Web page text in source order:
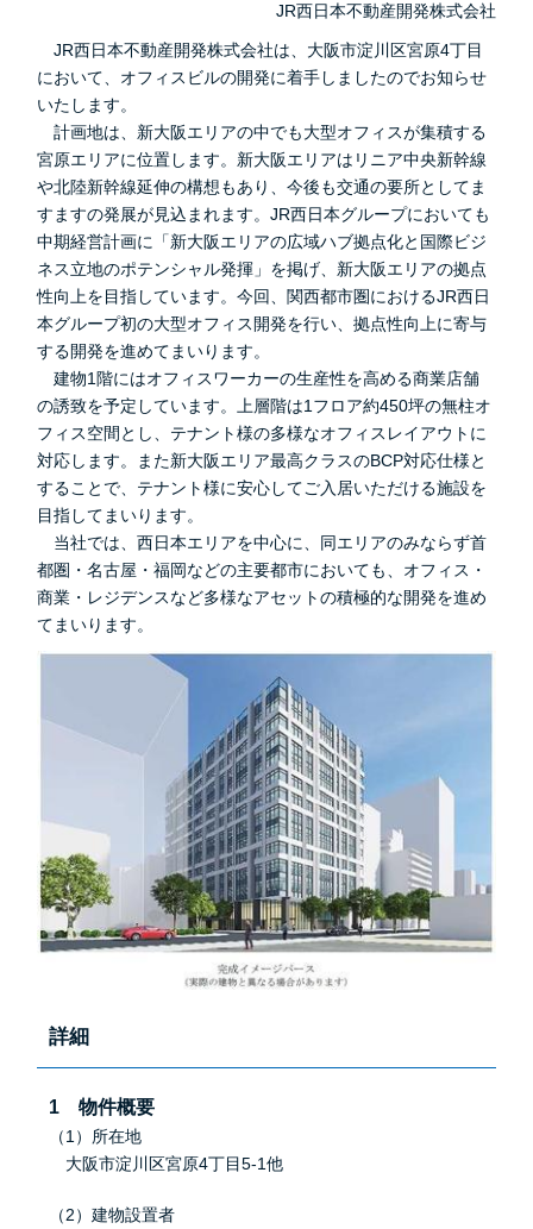
JR西日本不動産開発株式会社
JR西日本不動産開発株式会社は、大阪市淀川区宮原4丁目
において、オフィスビルの開発に着手しましたのでお知らせ
いたします。
計画地は、新大阪エリアの中でも大型オフィスが集積する
宮原エリアに位置します。新大阪エリアはリニア中央新幹線
や北陸新幹線延伸の構想もあり、今後も交通の要所としてま
すますの発展が見込まれます。JR西日本グループにおいても
中期経営計画に「新大阪エリアの広域ハブ拠点化と国際ビジ
ネス立地のポテンシャル発揮」を掲げ、新大阪エリアの拠点
性向上を目指しています。今回、関西都市圏におけるJR西日
本グループ初の大型オフィス開発を行い、拠点性向上に寄与
する開発を進めてまいります。
建物1階にはオフィスワーカーの生産性を高める商業店舗
の誘致を予定しています。上層階は1フロア約450坪の無柱オ
フィス空間とし、テナント様の多様なオフィスレイアウトに
対応します。また新大阪エリア最高クラスのBCP対応仕様と
することで、テナント様に安心してご入居いただける施設を
目指してまいります。
当社では、西日本エリアを中心に、同エリアのみならず首
都圏・名古屋・福岡などの主要都市においても、オフィス・
商業・レジデンスなど多様なアセットの積極的な開発を進め
てまいります。
詳細
1 物件概要
（1）所在地
大阪市淀川区宮原4丁目5-1他
（2）建物設置者